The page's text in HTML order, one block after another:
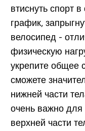
втиснуть спорт
график,
велосипед -
физическую
укрепите общее
сможете
нижней части
очень важно для
верхней части